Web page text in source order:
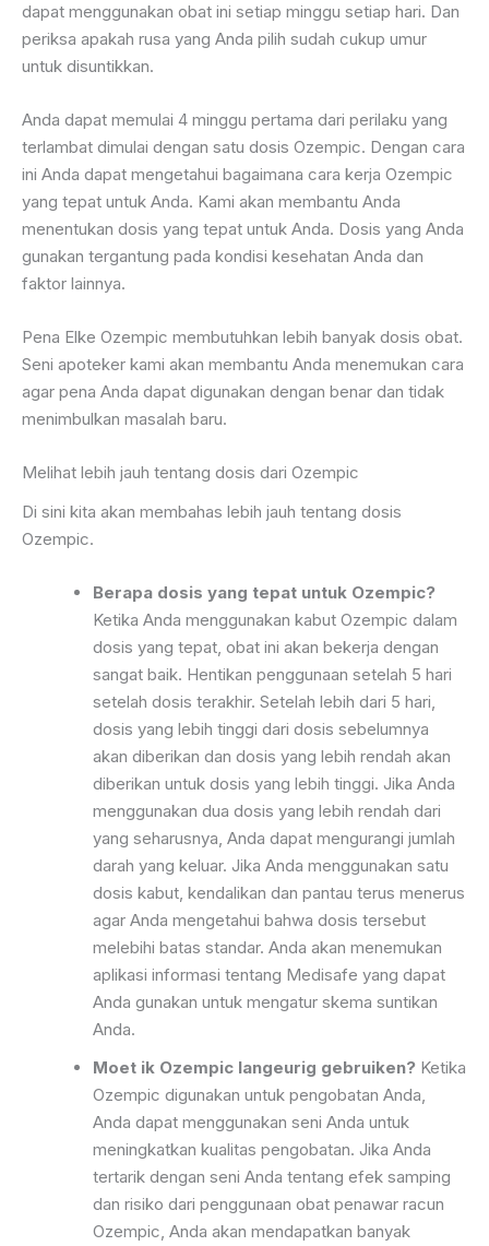
dapat menggunakan obat ini setiap minggu setiap hari. Dan
periksa apakah rusa yang Anda pilih sudah cukup umur
untuk disuntikkan.
Anda dapat memulai 4 minggu pertama dari perilaku yang
terlambat dimulai dengan satu dosis Ozempic. Dengan cara
ini Anda dapat mengetahui bagaimana cara kerja Ozempic
yang tepat untuk Anda. Kami akan membantu Anda
menentukan dosis yang tepat untuk Anda. Dosis yang Anda
gunakan tergantung pada kondisi kesehatan Anda dan
faktor lainnya.
Pena Elke Ozempic membutuhkan lebih banyak dosis obat.
Seni apoteker kami akan membantu Anda menemukan cara
agar pena Anda dapat digunakan dengan benar dan tidak
menimbulkan masalah baru.
Melihat lebih jauh tentang dosis dari Ozempic
Di sini kita akan membahas lebih jauh tentang dosis
Ozempic.
Berapa dosis yang tepat untuk Ozempic?
Ketika Anda menggunakan kabut Ozempic dalam
dosis yang tepat, obat ini akan bekerja dengan
sangat baik. Hentikan penggunaan setelah 5 hari
setelah dosis terakhir. Setelah lebih dari 5 hari,
dosis yang lebih tinggi dari dosis sebelumnya
akan diberikan dan dosis yang lebih rendah akan
diberikan untuk dosis yang lebih tinggi. Jika Anda
menggunakan dua dosis yang lebih rendah dari
yang seharusnya, Anda dapat mengurangi jumlah
darah yang keluar. Jika Anda menggunakan satu
dosis kabut, kendalikan dan pantau terus menerus
agar Anda mengetahui bahwa dosis tersebut
melebihi batas standar. Anda akan menemukan
aplikasi informasi tentang Medisafe yang dapat
Anda gunakan untuk mengatur skema suntikan
Anda.
Moet ik Ozempic langeurig gebruiken? Ketika
Ozempic digunakan untuk pengobatan Anda,
Anda dapat menggunakan seni Anda untuk
meningkatkan kualitas pengobatan. Jika Anda
tertarik dengan seni Anda tentang efek samping
dan risiko dari penggunaan obat penawar racun
Ozempic, Anda akan mendapatkan banyak